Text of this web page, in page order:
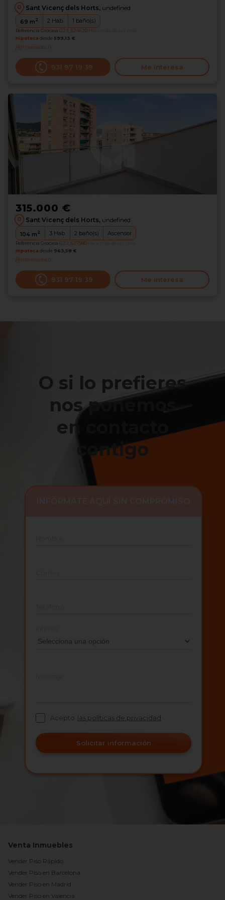
Sant Vicenç dels Horts, undefined
69 m2 2 Hab. 1 baño(s)
Referencia Grocasa G23_624620
Hipoteca desde 599,13 €
Interesados0
931 97 19 39 Me interesa
315.000 €
Sant Vicenç dels Horts, undefined
104 m2 3 Hab. 2 baño(s) Ascensor
Referencia Grocasa G23_627580
Hipoteca desde 963,58 €
Interesados0
931 97 19 39 Me interesa
O si lo prefieres
nos ponemos
en contacto
contigo
Acepto las políticas de privacidad
Solicitar información
Venta Inmuebles
Vender Piso Rápido
Vender Piso en Barcelona
Vender Piso en Madrid
Vender Piso en Valencia